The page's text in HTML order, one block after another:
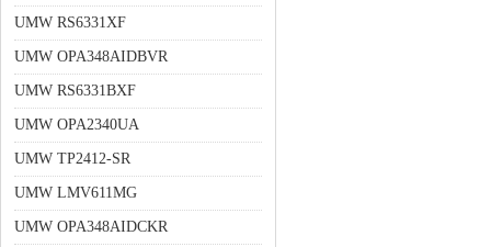
UMW RS6331XF
UMW OPA348AIDBVR
UMW RS6331BXF
UMW OPA2340UA
UMW TP2412-SR
UMW LMV611MG
UMW OPA348AIDCKR